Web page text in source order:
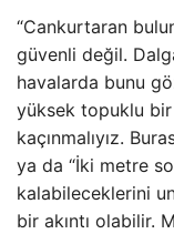
“Cankurtaran
güvenli değil.
havalarda bunu
yüksek topuklu
kaçınmalıyız.
ya da “İki metre
kalabileceklerini
bir akıntı olabilir.